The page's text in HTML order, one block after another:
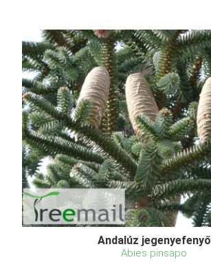
Andalúz jegenyefenyő
Abies pinsapo